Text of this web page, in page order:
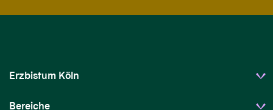
Erzbistum Köln
Bereiche